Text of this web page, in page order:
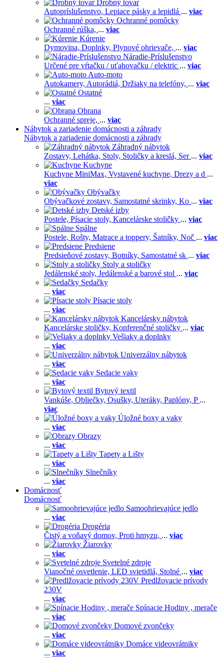
Drobný tovar
Autopríslušenstvo, Lepiace pásky a lepidlá ... viac
Ochranné pomôcky
Ochranné rúška, ... viac
Kúrenie
Dymovina, Doplnky, Plynové ohrievače, ... viac
Náradie-Príslušenstvo
Určené pre vŕtačku / uťahovačku / elektric ... viac
Auto-moto
Autokamery, Autorádiá, Držiaky na telefóny, ... viac
Ostatné
... viac
Obrana
Ochranné spreje, ... viac
Nábytok a zariadenie domácnosti a záhrady
Nábytok a zariadenie domácnosti a záhrady
Záhradný nábytok
Zostavy, Lehátka, Stoly, Stoličky a kreslá, Ser ... viac
Kuchyne
Kuchyne MiniMax, Vystavené kuchyne, Drezy a d ...
viac
Obývačky
Obývačkové zostavy, Samostatné skrinky, Ko ... viac
Detské izby
Postele, Písacie stoly, Kancelárske stoličky ... viac
Spálne
Postele, Rošty, Matrace a toppery, Šatníky, Noč ... viac
Predsiene
Predsieňové zostavy, Botníky, Samostatné sk ... viac
Stoly a stoličky
Jedálenské stoly, Jedálenské a barové stol ... viac
Sedačky
... viac
Písacie stoly
... viac
Kancelársky nábytok
Kancelárske stoličky, Konferenčné stoličky ... viac
Vešiaky a doplnky
... viac
Univerzálny nábytok
... viac
Sedacie vaky
... viac
Bytový textil
Vankúše, Obliečky, Osušky, Uteráky, Paplóny, P ...
viac
Úložné boxy a vaky
... viac
Obrazy
... viac
Tapety a Lišty
... viac
Slnečníky
... viac
Domácnosť
Domácnosť
Samoohrievajúce jedlo
... viac
Drogéria
Čistý a voňavý domov, Proti hmyzu, ... viac
Žiarovky
... viac
Svetelné zdroje
Vianočné osvetlenie, LED svietidlá, Stolné ... viac
Predlžovacie prívody
230V
... viac
Spínacie Hodiny , merače
... viac
Domové zvončeky
... viac
Domáce videovrátniky
... viac